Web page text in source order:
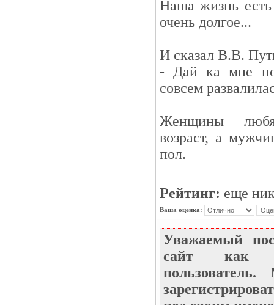
Наша жизнь
очень долгое...
И сказал В.В.
- Дай ка мне
совсем
Женщины
возраст, а
пол.
Рейтинг: еще
Ваша оценка:
Уважаемый
сайт как